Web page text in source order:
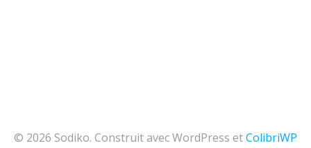
© 2026 Sodiko. Construit avec WordPress etColibriWP